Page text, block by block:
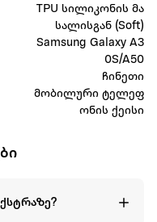
TPU სილიკონის მა
სალისგან (Soft)
Samsung Galaxy A3
0S/A50
ჩინეთი
მობილური ტელეფ
ონის ქეისი